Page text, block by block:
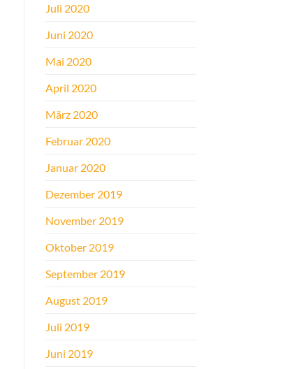
Juli 2020
Juni 2020
Mai 2020
April 2020
März 2020
Februar 2020
Januar 2020
Dezember 2019
November 2019
Oktober 2019
September 2019
August 2019
Juli 2019
Juni 2019